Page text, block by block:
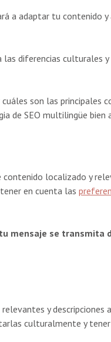
a adaptar tu contenido y
diferencias culturales
son las principales
de SEO multilingüe bien
localizado y
en cuenta las
mensaje se transmita
y descripciones
culturalmente y